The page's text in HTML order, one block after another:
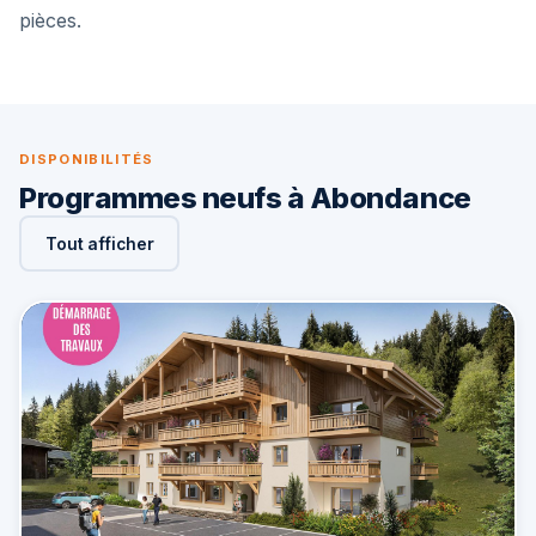
pièces.
DISPONIBILITÉS
Programmes neufs à Abondance
Tout afficher